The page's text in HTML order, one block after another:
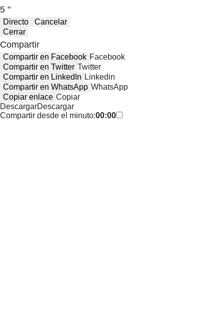
5 "
Directo
Cancelar
Cerrar
Compartir
Compartir en Facebook Facebook
Compartir en Twitter Twitter
Compartir en LinkedIn Linkedin
Compartir en WhatsApp WhatsApp
Copiar enlace Copiar
DescargarDescargar
Compartir desde el minuto:00:00